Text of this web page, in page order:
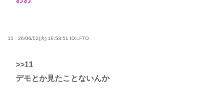
13 : 26/06/02(火) 19:53:51 ID:LFTO
>>11
デモとか見たことないんか